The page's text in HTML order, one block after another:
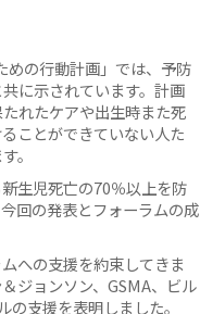
めの行動計画」では、予防
に示されています。計画
れたケアや出生時また死
ことができていない人た
。
生児死亡の70％以上を防
回の発表とフォーラムの成
への支援を約束してきま
ジョンソン、GSMA、ビル
支援を表明しました。